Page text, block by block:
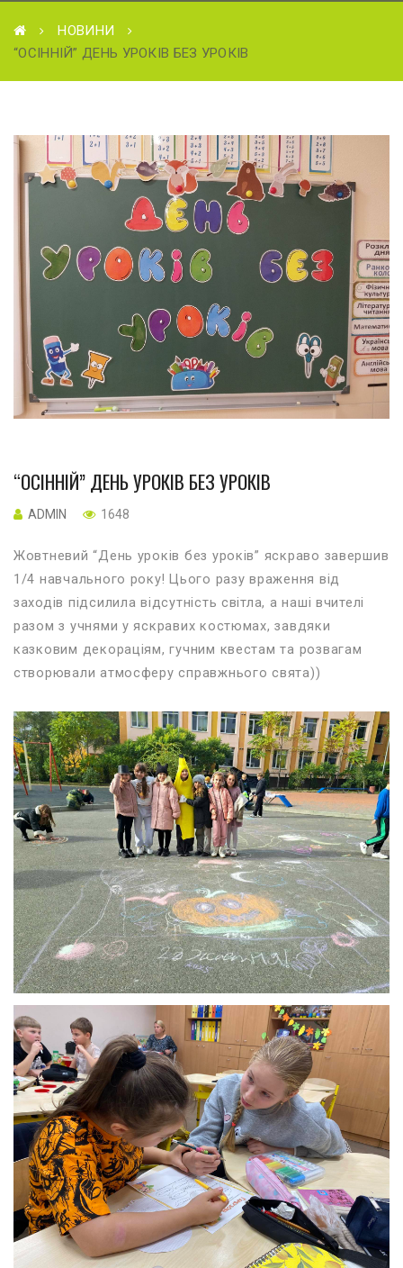
НОВИНИ
“ОСІННІЙ” ДЕНЬ УРОКІВ БЕЗ УРОКІВ
“ОСІННІЙ” ДЕНЬ УРОКІВ БЕЗ УРОКІВ
ADMIN 1648
Жовтневий “День уроків без уроків” яскраво завершив
1/4 навчального року! Цього разу враження від
заходів підсилила відсутність світла, а наші вчителі
разом з учнями у яскравих костюмах, завдяки
казковим декораціям, гучним квестам та розвагам
створювали атмосферу справжнього свята))